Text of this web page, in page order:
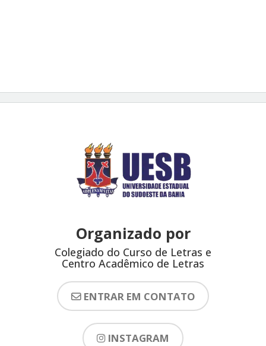
Organizado por
Colegiado do Curso de Letras e
Centro Acadêmico de Letras
ENTRAR EM CONTATO
INSTAGRAM